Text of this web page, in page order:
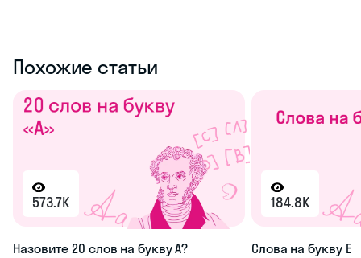
Похожие статьи
573.7K
Назовите 20 слов на букву А?
184.8K
Слова на букву Е